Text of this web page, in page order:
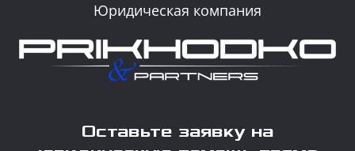
Юридическая компания
Оставьте заявку на